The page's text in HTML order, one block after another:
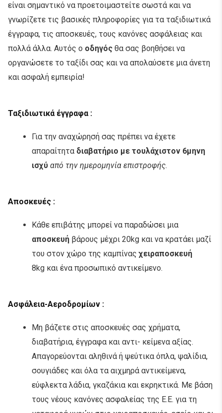
είναι σημαντικό να προετοιμαστείτε σωστά και να
γνωρίζετε τις βασικές πληροφορίες για τα ταξιδιωτικά
έγγραφα, τις αποσκευές, τους κανόνες ασφάλειας και
πολλά άλλα. Αυτός ο οδηγός θα σας βοηθήσει να
οργανώσετε το ταξίδι σας και να απολαύσετε μια άνετη
και ασφαλή εμπειρία!
Ταξιδιωτικά έγγραφα:
Για την αναχώρησή σας πρέπει να έχετε
απαραίτητα διαβατήριο με τουλάχιστον 6μηνη
ισχύ από την ημερομηνία επιστροφής.
Αποσκευές :
Κάθε επιβάτης μπορεί να παραδώσει μια
αποσκευή βάρους μέχρι 20kg και να κρατάει μαζί
του στον χώρο της καμπίναςχειραποσκευή
8kg και ένα προσωπικό αντικείμενο.
Aσφάλεια-Αεροδρομίων :
Μη βάζετε στις αποσκευές σας χρήματα,
διαβατήρια, έγγραφα και αντι- κείμενα αξίας.
Απαγορεύονται αληθινά ή ψεύτικα όπλα, ψαλίδια,
σουγιάδες και όλα τα αιχμηρά αντικείμενα,
εύφλεκτα λάδια, γκαζάκια και εκρηκτικά. Με βάση
τους νέους κανόνες ασφαλείας της Ε.Ε. για τη